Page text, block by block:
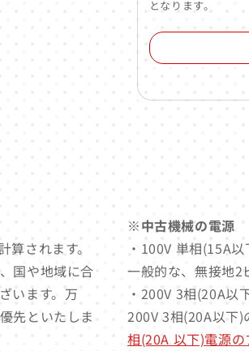
となります。
されます。
国や地域に合
います。万
先といたしま
※中古機械の電源
・100V 単相(15A
一般的な、無接地2
・200V 3相(20A以
200V 3相(20A以下)
相(20A 以下)電源